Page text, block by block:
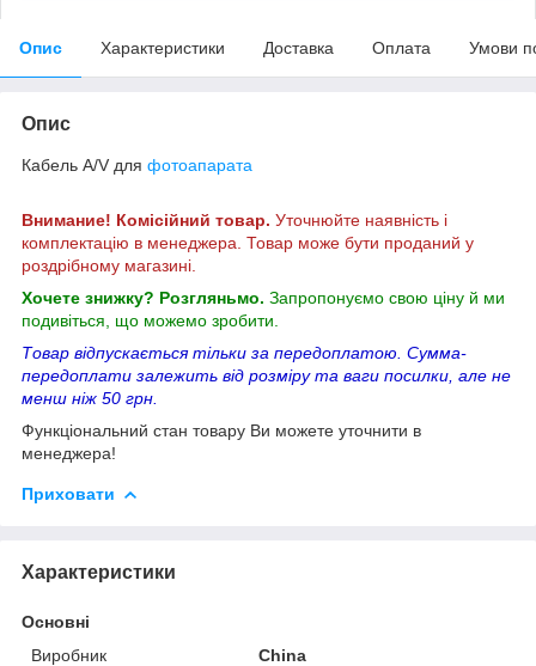
Опис Характеристики Доставка Оплата Умови
Опис
Кабель A/V для фотоапарата
Внимание! Комісійний товар. Уточнюйте наявність і
комплектацію в менеджера. Товар може бути проданий у
роздрібному магазині.
Хочете знижку? Розгляньмо. Запропонуємо свою ціну й ми
подивіться, що можемо зробити.
Товар відпускається тільки за передоплатою. Сумма-
передоплати залежить від розміру та ваги посилки, але не
менш ніж 50 грн.
Функціональний стан товару Ви можете уточнити в
менеджера!
Приховати
Характеристики
Основні
Виробник
China